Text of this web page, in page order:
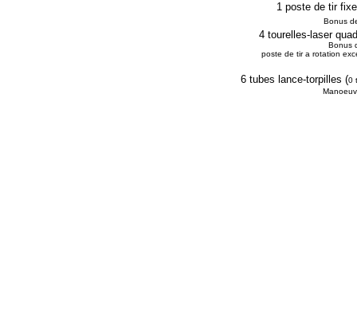
1 poste de tir
Bonus
4 tourelles-laser
Bonus
poste de tir a rotation
6 tubes lance-torpilles (0